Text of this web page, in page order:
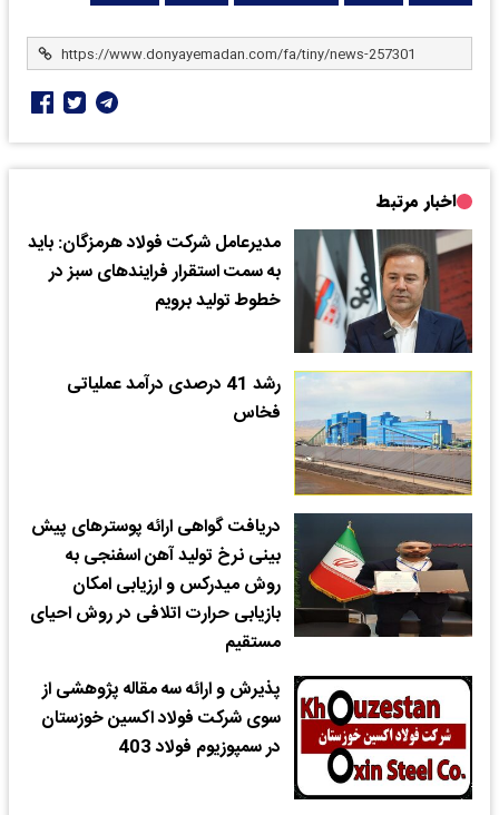
اخبار مرتبط
مدیرعامل شرکت فولاد هرمزگان: باید
به سمت استقرار فرایندهای سبز در
خطوط تولید برویم
رشد 41 درصدی درآمد عملیاتی
فخاس
دریافت گواهی ارائه پوسترهای پیش
بینی نرخ تولید آهن اسفنجی به
روش میدرکس و ارزیابی امکان
بازیابی حرارت اتلافی در روش احیای
مستقیم
پذیرش و ارائه سه مقاله پژوهشی از
سوی شرکت فولاد اکسین خوزستان
در سمپوزیوم فولاد 403